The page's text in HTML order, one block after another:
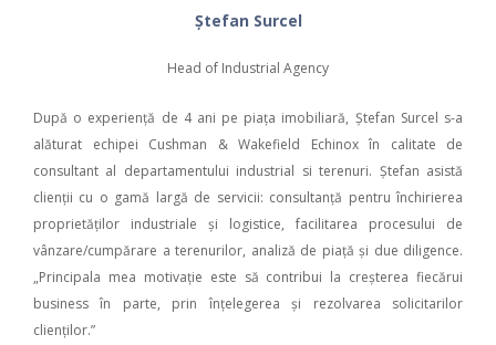
Ștefan Surcel
Head of Industrial Agency
După o experiență de 4 ani pe piața imobiliară, Ștefan Surcel s-a
alăturat echipei Cushman & Wakefield Echinox în calitate de
consultant al departamentului industrial si terenuri. Ștefan asistă
clienții cu o gamă largă de servicii: consultanță pentru închirierea
proprietăților industriale şi logistice, facilitarea procesului de
vânzare/cumpărare a terenurilor, analiză de piață și due diligence.
„Principala mea motivație este să contribui la creșterea fiecărui
business în parte, prin înțelegerea și rezolvarea solicitarilor
clienților.”